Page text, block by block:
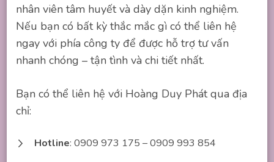
nhân viên tâm huyết và dày dặn kinh nghiệm.
Nếu bạn có bất kỳ thắc mắc gì có thể liên hệ
ngay với phía công ty để được hỗ trợ tư vấn
nhanh chóng – tận tình và chi tiết nhất.
Bạn có thể liên hệ với Hoàng Duy Phát qua địa
chỉ:
Hotline: 0909 973 175 – 0909 993 854